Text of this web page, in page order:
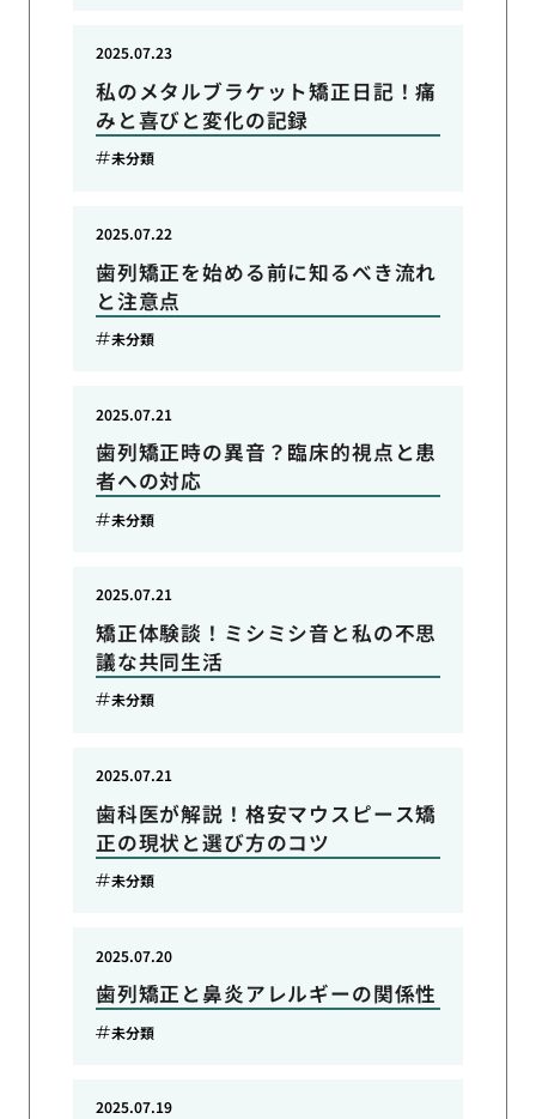
私のメタルブラケット矯正日記！痛
みと喜びと変化の記録
2025.07.23
未分類
歯列矯正を始める前に知るべき流れ
と注意点
2025.07.22
未分類
歯列矯正時の異音？臨床的視点と患
者への対応
2025.07.21
未分類
矯正体験談！ミシミシ音と私の不思
議な共同生活
2025.07.21
未分類
歯科医が解説！格安マウスピース矯
正の現状と選び方のコツ
2025.07.21
未分類
歯列矯正と鼻炎アレルギーの関係性
2025.07.20
未分類
2025.07.19